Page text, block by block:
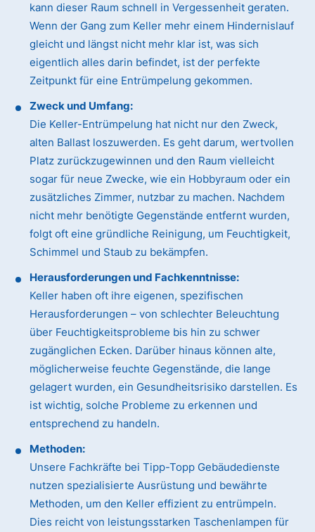
kann dieser Raum schnell in Vergessenheit geraten.
Wenn der Gang zum Keller mehr einem Hindernislauf
gleicht und längst nicht mehr klar ist, was sich
eigentlich alles darin befindet, ist der perfekte
Zeitpunkt für eine Entrümpelung gekommen.
Zweck und Umfang:
Die Keller-Entrümpelung hat nicht nur den Zweck,
alten Ballast loszuwerden. Es geht darum, wertvollen
Platz zurückzugewinnen und den Raum vielleicht
sogar für neue Zwecke, wie ein Hobbyraum oder ein
zusätzliches Zimmer, nutzbar zu machen. Nachdem
nicht mehr benötigte Gegenstände entfernt wurden,
folgt oft eine gründliche Reinigung, um Feuchtigkeit,
Schimmel und Staub zu bekämpfen.
Herausforderungen und Fachkenntnisse:
Keller haben oft ihre eigenen, spezifischen
Herausforderungen – von schlechter Beleuchtung
über Feuchtigkeitsprobleme bis hin zu schwer
zugänglichen Ecken. Darüber hinaus können alte,
möglicherweise feuchte Gegenstände, die lange
gelagert wurden, ein Gesundheitsrisiko darstellen. Es
ist wichtig, solche Probleme zu erkennen und
entsprechend zu handeln.
Methoden:
Unsere Fachkräfte bei Tipp-Topp Gebäudedienste
nutzen spezialisierte Ausrüstung und bewährte
Methoden, um den Keller effizient zu entrümpeln.
Dies reicht von leistungsstarken Taschenlampen für